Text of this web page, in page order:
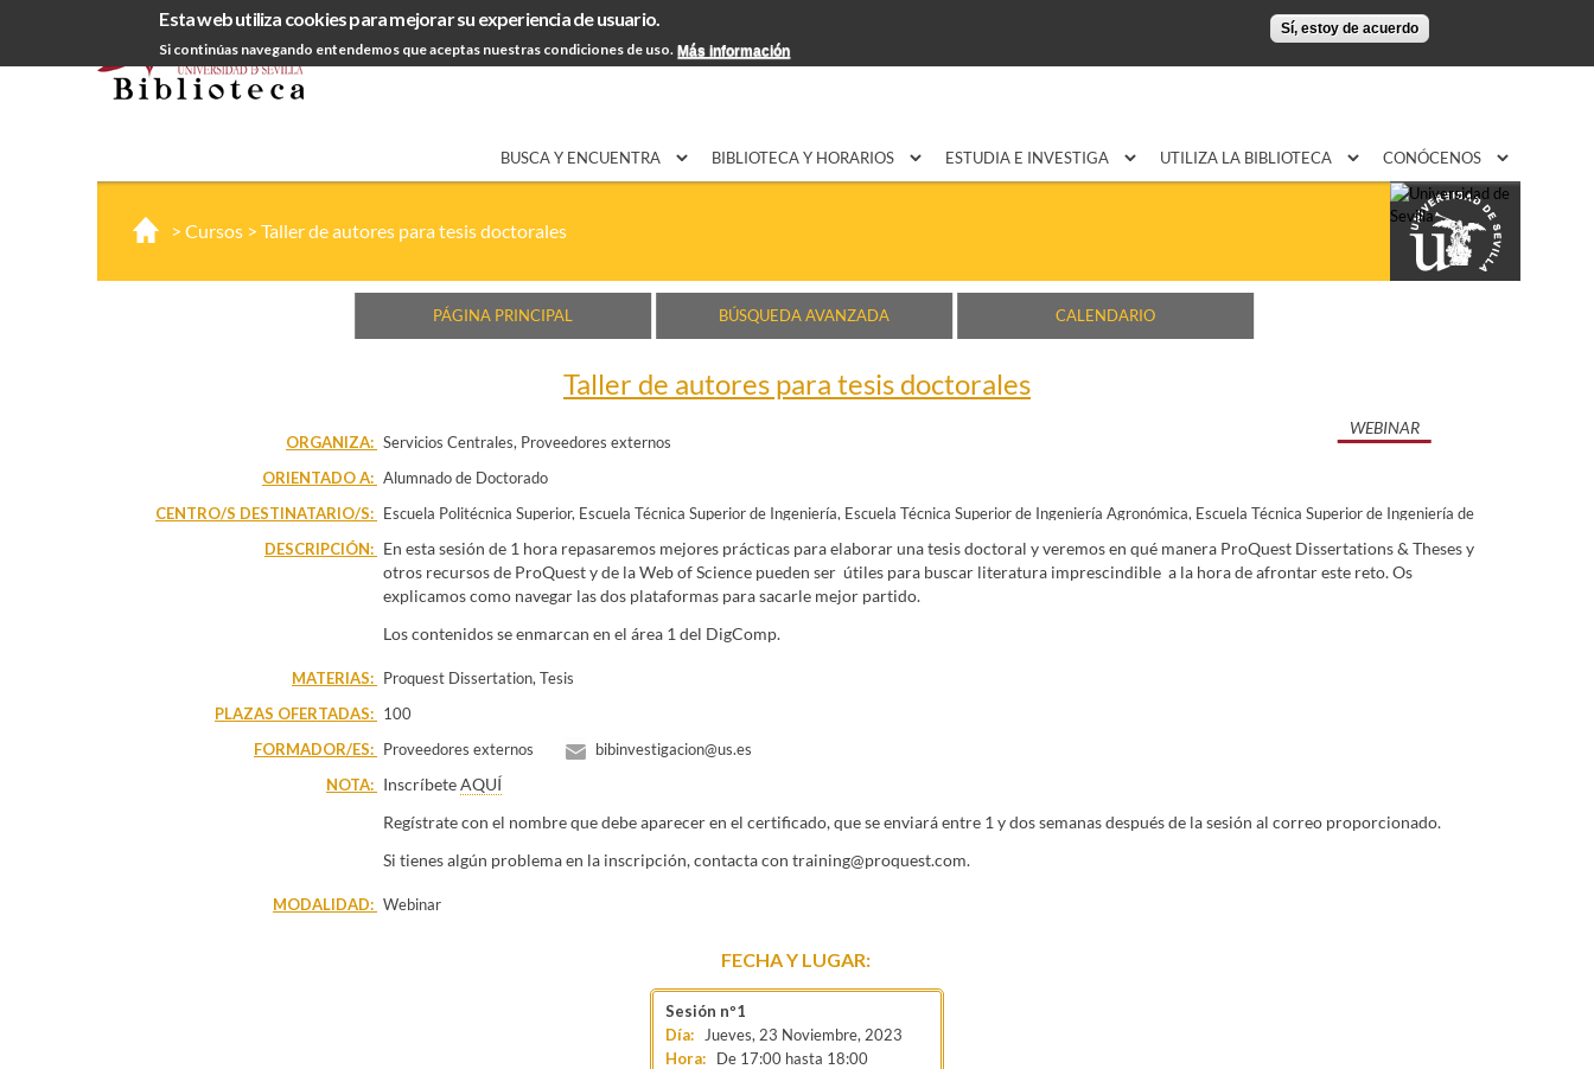
Esta web utiliza cookies para mejorar su experiencia de usuario.
Si continúas navegando entendemos que aceptas nuestras condiciones de uso. Más información
Sí, estoy de acuerdo
contenido
principal
EXPON@us.es Contacto
BUSCA Y ENCUENTRA BIBLIOTECA Y HORARIOS ESTUDIA E INVESTIGA UTILIZA LA BIBLIOTECA CONÓCENOS
> Cursos > Taller de autores para tesis doctorales
PÁGINA PRINCIPAL BÚSQUEDA AVANZADA CALENDARIO
Taller de autores para tesis doctorales
WEBINAR
ORGANIZA: Servicios Centrales Proveedores externos
ORIENTADO A: Alumnado de Doctorado
CENTRO/S DESTINATARIO/S: Escuela Politécnica Superior Escuela Técnica Superior de Ingeniería Escuela Técnica Superior de Ingeniería Agronómica Escuela Técnica Superior de Ingeniería de
Ciencias de la Educación Facultad de Ciencias del Trabajo Facultad de Ciencias Económicas y Empresariales Facultad de Comunicación Facultad de Derecho
Facultad de Enfermería, Fisioterapia y Podología Facultad de Farmacia Facultad de Filología Facultad de Filosofía Facultad de Física
Facultad de Geografia e
Historia Facultad de Matemáticas Facultad de Medicina Facultad de Odontología
Otros
DESCRIPCIÓN: En esta sesión de 1 hora repasaremos mejores prácticas para elaborar una tesis doctoral y veremos en qué manera ProQuest Dissertations & Theses y
otros recursos de ProQuest y de la Web of Science pueden ser útiles para buscar literatura imprescindible a la hora de afrontar este reto. Os
explicamos como navegar las dos plataformas para sacarle mejor partido.
Los contenidos se enmarcan en el área 1 del DigComp.
MATERIAS: Proquest Dissertation, Tesis
PLAZAS OFERTADAS: 100
FORMADOR/ES: Proveedores externos
bibinvestigacion@us.es
NOTA: InscríbeteAQUÍ
Regístrate con el nombre que debe aparecer en el certificado, que se enviará entre 1 y dos semanas después de la sesión al correo proporcionado.
Si tienes algún problema en la inscripción, contacta con training@proquest.com.
MODALIDAD: Webinar
FECHA Y LUGAR:
Jueves, 23 Noviembre, 2023
De 17:00 hasta 18:00